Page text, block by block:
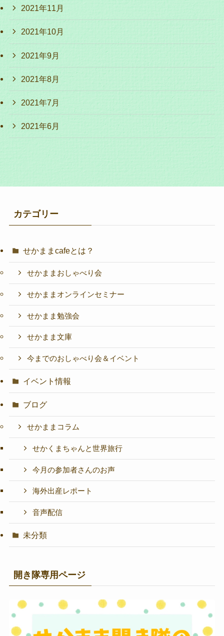
2021年11月
2021年10月
2021年9月
2021年8月
2021年7月
2021年6月
カテゴリー
せかままcafeとは？
せかままおしゃべり会
せかままオンラインセミナー
せかまま勉強会
せかまま文庫
今までのおしゃべり会＆イベント
イベント情報
ブログ
せかままコラム
せかくまちゃんと世界旅行
今月の参加者さんのお声
海外出産レポート
音声配信
未分類
開き隊専用ページ